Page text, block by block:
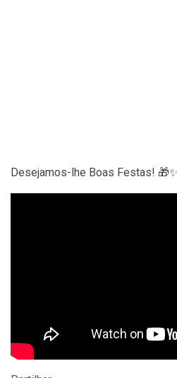
Desejamos-lhe Boas Festas! 🎁✨